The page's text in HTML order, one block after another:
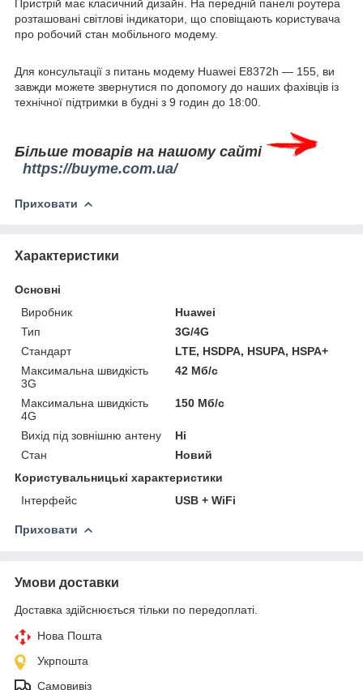
Пристрій має класичний дизайн. На передній панелі роутера
розташовані світлові індикатори, що сповіщають користувача
про робочий стан мобільного модему.
Для консультації з питань модему Huawei E8372h — 155, ви
завжди можете звернутися по допомогу до наших фахівців із
технічної підтримки в будні з 9 годин до 18:00.
Більше товарів на нашому сайті
https://buyme.com.ua/
Приховати
Характеристики
Основні
Виробник
Huawei
Тип
3G/4G
Стандарт
LTE, HSDPA, HSUPA, HSPA+
Максимальна швидкість
3G
42 Мб/с
Максимальна швидкість
4G
150 Мб/с
Вихід під зовнішню антену
Ні
Стан
Новий
Користувальницькі характеристики
Інтерфейс
USB + WiFi
Приховати
Умови доставки
Доставка здійснюється тільки по передоплаті.
Нова Пошта
Укрпошта
Самовивіз